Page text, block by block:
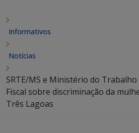
Informativos
Notícias
SRTE/MS e Ministério do Trabalho
Fiscal sobre discriminação da
Três Lagoas